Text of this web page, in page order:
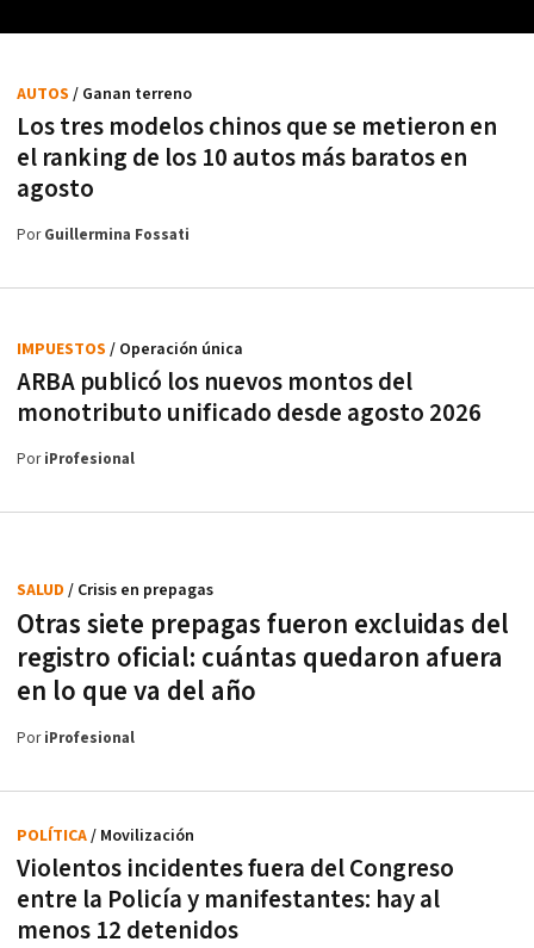
Los tres modelos chinos que se metieron en
el ranking de los 10 autos más baratos en
agosto
AUTOS / Ganan terreno
PorGuillermina Fossati
ARBA publicó los nuevos montos del
monotributo unificado desde agosto 2026
IMPUESTOS / Operación única
PoriProfesional
Otras siete prepagas fueron excluidas del
registro oficial: cuántas quedaron afuera
en lo que va del año
SALUD / Crisis en prepagas
PoriProfesional
Violentos incidentes fuera del Congreso
entre la Policía y manifestantes: hay al
menos 12 detenidos
POLÍTICA/ Movilización